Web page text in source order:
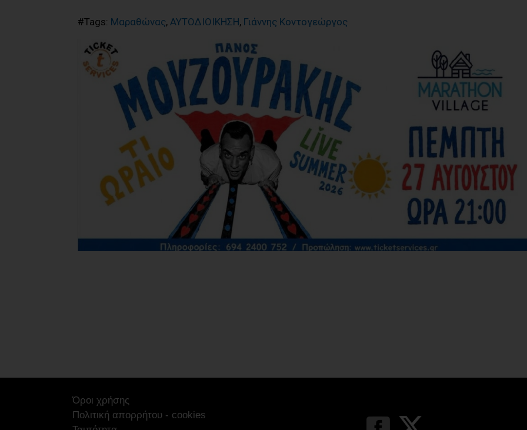
#Tags: Μαραθώνας, ΑΥΤΟΔΙΟΙΚΗΣΗ, Γιάννης Κοντογεώργος
Όροι χρήσης
Πολιτική απορρήτου - cookies